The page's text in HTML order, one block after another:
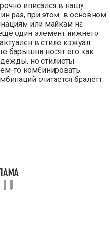
вписался в нашу
раз, при этом в основном
или майкам на
один элемент нижнего
в стиле кэжуал
барышни носят его как
но стилисты
то комбинировать.
считается бралетт